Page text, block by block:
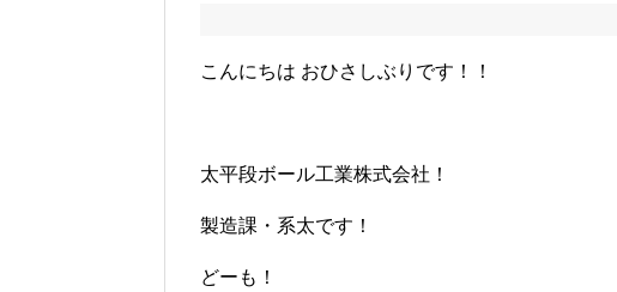
こんにちは おひさしぶりです！！
太平段ボール工業株式会社！
製造課・系太です！
どーも！